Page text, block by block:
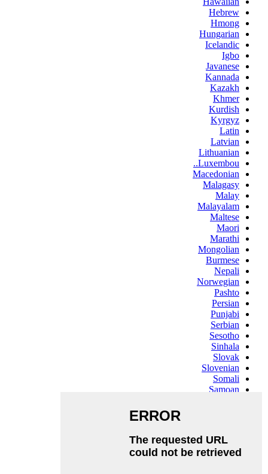
Hebrew
Hmong
Hungarian
Icelandic
Igbo
Javanese
Kannada
Kazakh
Khmer
Kurdish
Kyrgyz
Latin
Latvian
Lithuanian
Luxembou..
Macedonian
Malagasy
Malay
Malayalam
Maltese
Maori
Marathi
Mongolian
Burmese
Nepali
Norwegian
Pashto
Persian
Punjabi
Serbian
Sesotho
Sinhala
Slovak
Slovenian
Somali
Samoan
Swahili
Tajik